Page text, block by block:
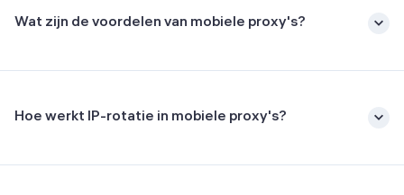
Wat zijn de voordelen van mobiele proxy's?
Hoe werkt IP-rotatie in mobiele proxy's?